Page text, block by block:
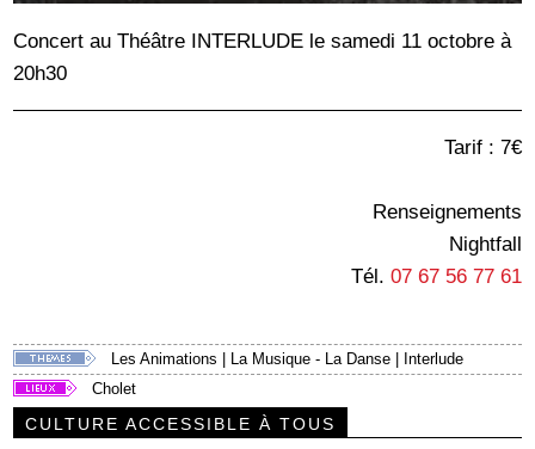
Concert au Théâtre INTERLUDE le samedi 11 octobre à
20h30
Tarif : 7€
Renseignements
Nightfall
Tél. 07 67 56 77 61
Les Animations La Musique - La Danse
Interlude
Cholet
CULTURE ACCESSIBLE À TOUS